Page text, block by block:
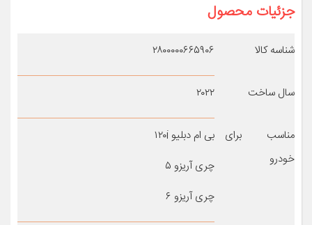
جزئیات محصول
شناسه کالا ۲۸۰۰۰۰۰۶۶۵۹۰۶
سال ساخت ۲۰۲۲
مناسب برای
خودرو
بی ام دبلیو ۱۲۰i
چری آریزو ۵
چری آریزو ۶